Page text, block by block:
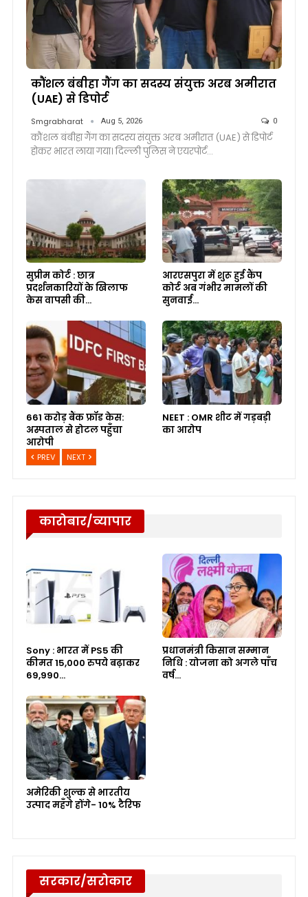
कौंशल बंबीहा गैंग का सदस्य संयुक्त अरब अमीरात
(UAE) से डिपोर्ट
Smgrabharat Aug 5, 2026 0
कौंशल बंबीहा गैंग का सदस्य संयुक्त अरब अमीरात (UAE) से डिपोर्ट
होकर भारत लाया गया। दिल्ली पुलिस ने एयरपोर्ट…
सुप्रीम कोर्ट : छात्र
प्रदर्शनकारियों के खिलाफ
केस वापसी की…
आरएसपुरा में शुरू हुई कैंप
कोर्ट अब गंभीर मामलों की
सुनवाई…
661 करोड़ बैंक फ्रॉड केस:
अस्पताल से होटल पहुँचा
आरोपी
NEET : OMR शीट में गड़बड़ी
का आरोप
PREV NEXT
कारोबार/व्यापार
Sony : भारत में PS5 की
कीमत 15,000 रुपये बढ़ाकर
69,990…
प्रधानमंत्री किसान सम्मान
निधि : योजना को अगले पाँच
वर्ष…
अमेरिकी शुल्क से भारतीय
उत्पाद महँगे होंगे- 10% टैरिफ
सरकार/सरोकार